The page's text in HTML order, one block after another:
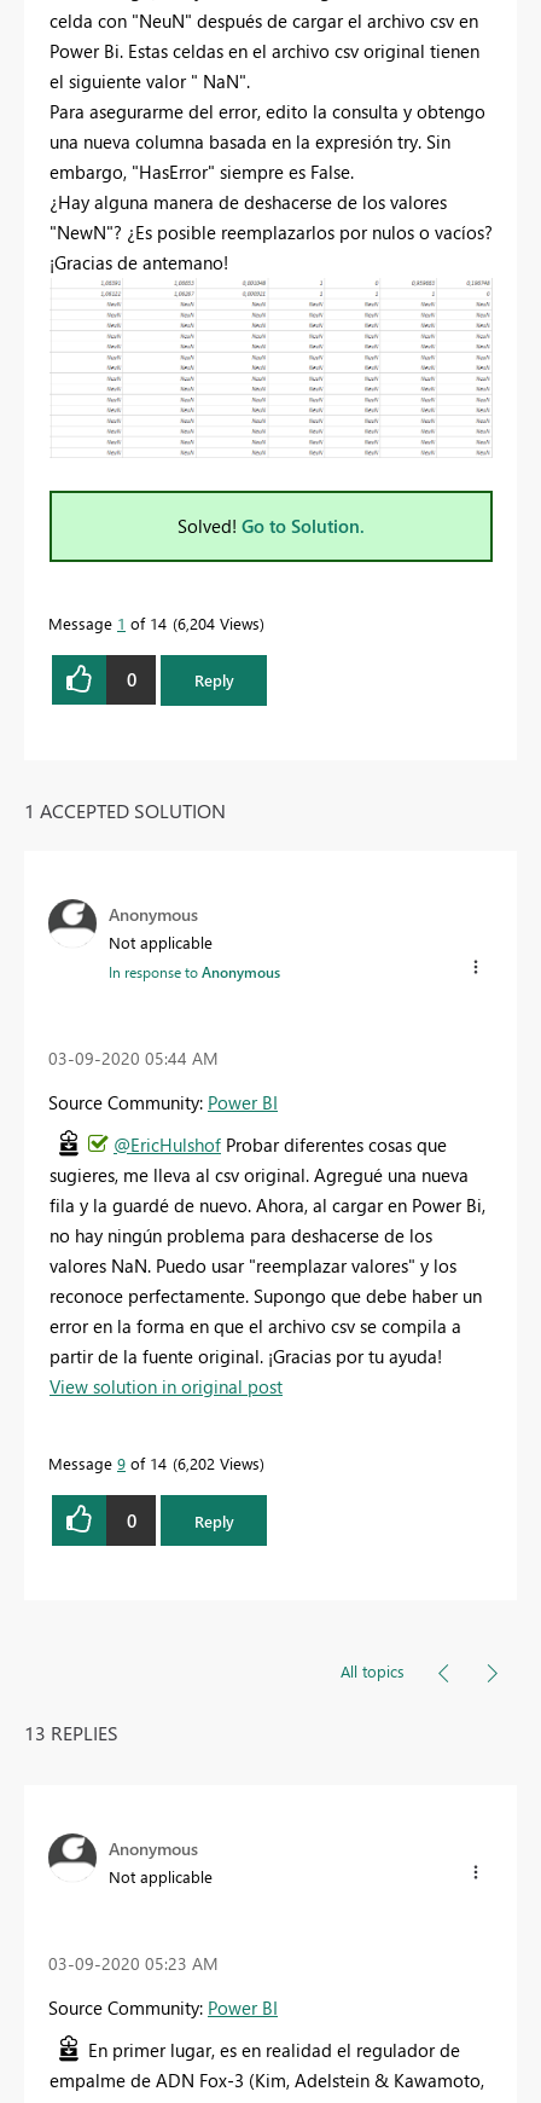
celda con "NeuN" después de cargar el archivo csv en
Power Bi. Estas celdas en el archivo csv original tienen
el siguiente valor " NaN".
Para asegurarme del error, edito la consulta y obtengo
una nueva columna basada en la expresión try. Sin
embargo, "HasError" siempre es False.
¿Hay alguna manera de deshacerse de los valores
"NewN"? ¿Es posible reemplazarlos por nulos o vacíos?
¡Gracias de antemano!
Solved! Go to Solution.
Message 1 of 14 6,204 Views
0 Reply
1 ACCEPTED SOLUTION
Anonymous
Not applicable
In response toAnonymous
‎03-09-2020 05:44 AM
Source Community: Power BI
@EricHulshof Probar diferentes cosas que
sugieres, me lleva al csv original. Agregué una nueva
fila y la guardé de nuevo. Ahora, al cargar en Power Bi,
no hay ningún problema para deshacerse de los
valores NaN. Puedo usar "reemplazar valores" y los
reconoce perfectamente. Supongo que debe haber un
error en la forma en que el archivo csv se compila a
partir de la fuente original. ¡Gracias por tu ayuda!
View solution in original post
Message 9 of 14 6,202 Views
0 Reply
All topics
13 REPLIES
Anonymous
Not applicable
‎03-09-2020 05:23 AM
Source Community: Power BI
En primer lugar, es en realidad el regulador de
empalme de ADN Fox-3 (Kim, Adelstein & Kawamoto,